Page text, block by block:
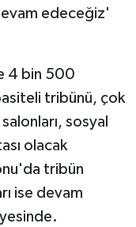
devam edeceğiz'
4 bin 500
tribünü, çok
sosyal
olacak
tribün
ise devam